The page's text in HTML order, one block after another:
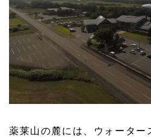
薬莱山の麓には、ウォーター